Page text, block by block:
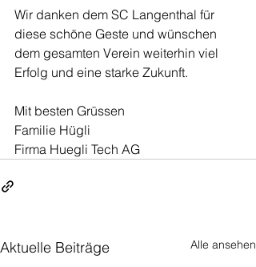
Wir danken dem SC Langenthal für
diese schöne Geste und wünschen
dem gesamten Verein weiterhin viel
Erfolg und eine starke Zukunft.
Mit besten Grüssen
Familie Hügli
Firma Huegli Tech AG
Aktuelle Beiträge Alle ansehen